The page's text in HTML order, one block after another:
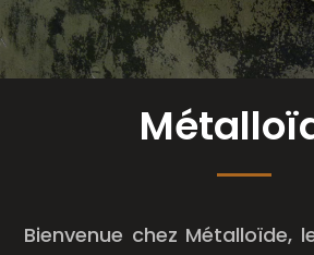
Bienvenue chez Métalloïde,